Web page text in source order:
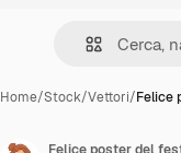
Home/Stock/Vettori/Felice